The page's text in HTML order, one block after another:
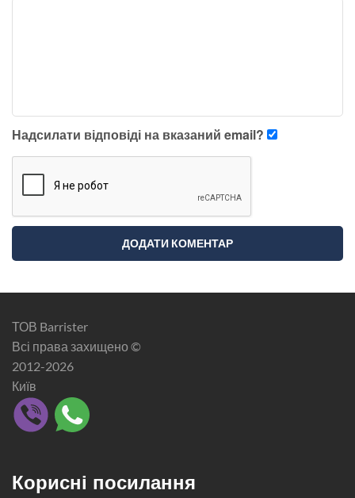
Надсилати відповіді на вказаний email?
ТОВ Barrister
Всі права захищено ©
2012-2026
Київ
Корисні посилання